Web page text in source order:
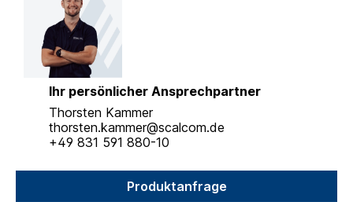
Ihr persönlicher Ansprechpartner
Thorsten Kammer
thorsten.kammer@scalcom.de
+49 831 591 880-10
Produktanfrage